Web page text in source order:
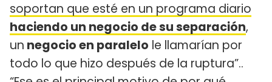
soportan que esté en un programa diario
haciendo un negocio de su separación,
un negocio en paralelo le llamarían por
todo lo que hizo después de la ruptura”..